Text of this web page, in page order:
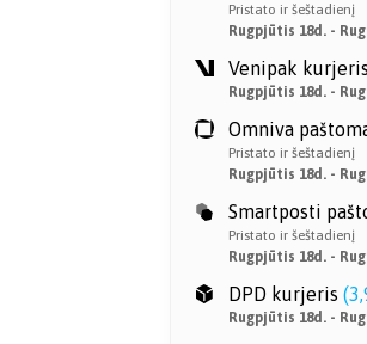
Pristato ir šeštadienį
Rugpjūtis 18d. -
Venipak kurjeris
Rugpjūtis 18d. -
Omniva
Pristato ir šeštadienį
Rugpjūtis 18d. -
Smartposti
Pristato ir šeštadienį
Rugpjūtis 18d. -
DPD kurjeris (
Rugpjūtis 18d. -